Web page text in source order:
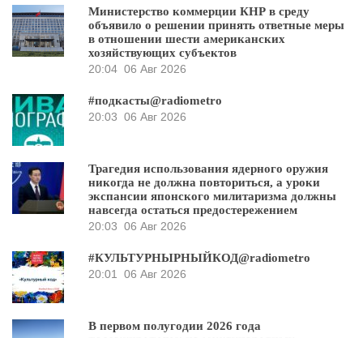
Министерство коммерции КНР в среду
объявило о решении принять ответные меры
в отношении шести американских
хозяйствующих субъектов
20:04 06 Авг 2026
#подкасты@radiometro
20:03 06 Авг 2026
Трагедия использования ядерного оружия
никогда не должна повториться, а уроки
экспансии японского милитаризма должны
навсегда остаться предостережением
20:03 06 Авг 2026
#КУЛЬТУРНЫРНЫЙКОД@radiometro
20:01
06 Авг 2026
В первом полугодии 2026 года